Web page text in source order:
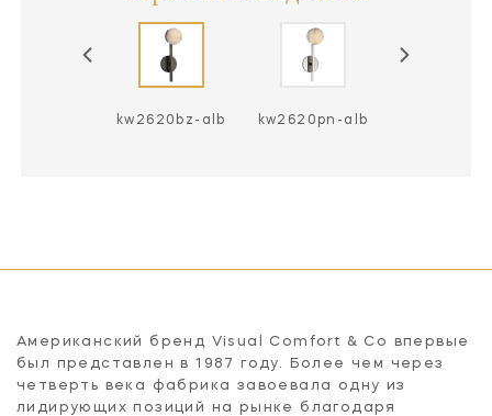
kw2620bz-alb kw2620pn-alb
Американский бренд Visual Comfort & Co впервые
был представлен в 1987 году. Более чем через
четверть века фабрика завоевала одну из
лидирующих позиций на рынке благодаря